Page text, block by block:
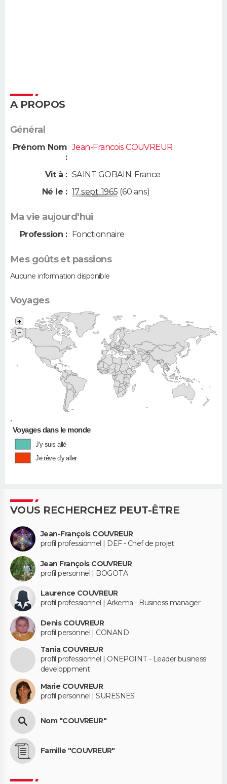
A PROPOS
Général
Prénom Nom
:
Jean-Francois COUVREUR
Vit à : SAINT GOBAIN, France
Né le : 17 sept. 1965 (60 ans)
Ma vie aujourd'hui
Profession : Fonctionnaire
Mes goûts et passions
Aucune information disponible
Voyages
•
+
−
Voyages dans le monde
J'y suis allé
Je rêve d'y aller
VOUS RECHERCHEZ PEUT-ÊTRE
Jean-François COUVREUR
profil professionnel | DEF - Chef de projet
Jean François COUVREUR
profil personnel | BOGOTA
Laurence COUVREUR
profil professionnel | Arkema - Business manager
Denis COUVREUR
profil personnel | CONAND
Tania COUVREUR
profil professionnel | ONEPOINT - Leader business
developpment
Marie COUVREUR
profil personnel | SURESNES
Nom "COUVREUR"
Famille "COUVREUR"